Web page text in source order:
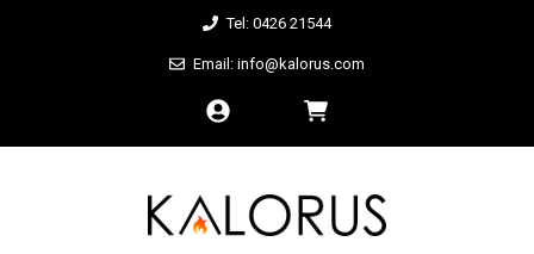
Tel: 0426 21544
Email: info@kalorus.com